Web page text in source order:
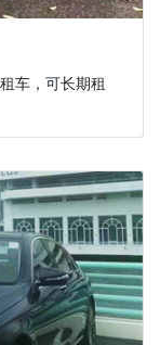
车，可长期租